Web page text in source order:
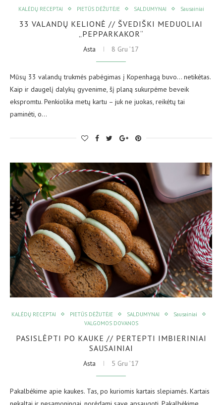
KALĖDŲ RECEPTAI PIETŪS DĖŽUTĖJE SALDUMYNAI Sausainiai
33 VALANDŲ KELIONĖ // ŠVEDIŠKI MEDUOLIAI
„PEPPARKAKOR“
Asta 8 Gru ’17
Mūsų 33 valandų trukmės pabėgimas į Kopenhagą buvo… netikėtas.
Kaip ir daugelį dalykų gyvenime, šį planą sukurpėme beveik
ekspromtu. Penkiolika metų kartu – juk ne juokas, reikėtų tai
paminėti, o…
KALĖDŲ RECEPTAI PIETŪS DĖŽUTĖJE SALDUMYNAI
Sausainiai
VALGOMOS DOVANOS
PASISLĖPTI PO KAUKE // PERTEPTI IMBIERINIAI
SAUSAINIAI
Asta 5 Gru ’17
Pakalbėkime apie kaukes. Tas, po kuriomis kartais slepiamės. Kartais